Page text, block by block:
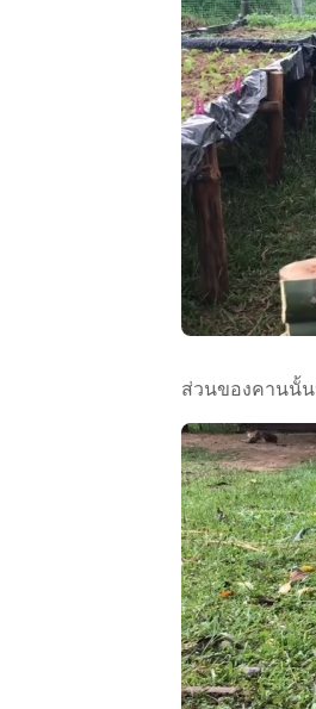
ส่วนของคานนั้